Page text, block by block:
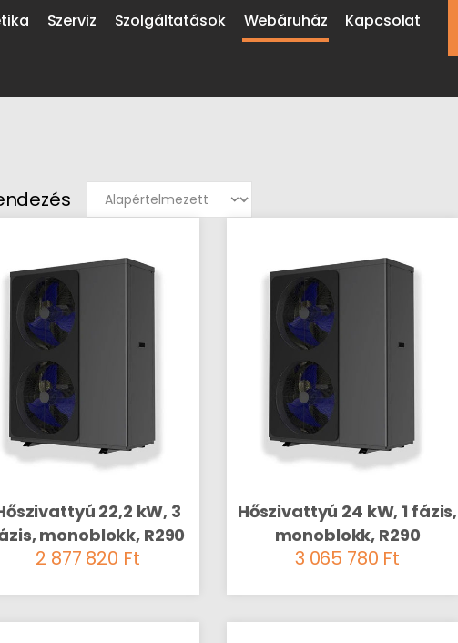
Szerviz Szolgáltatások Webáruház Kapcsolat
eszközök Energetika
22,2 kW, 3
monoblokk, R290
2 877 820 Ft
Hőszivattyú 24 kW, 1 fázis,
monoblokk, R290
3 065 780 Ft